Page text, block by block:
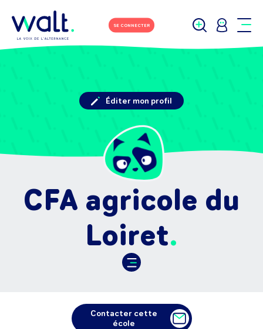
SE CONNECTER
CFA agricole du
Loiret
Éditer mon profil
Contacter cette
école